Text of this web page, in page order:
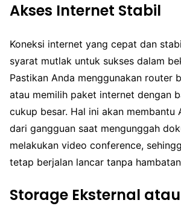
Akses Internet Stabil
Koneksi internet yang cepat dan
syarat mutlak untuk sukses dalam
Pastikan Anda menggunakan router
atau memilih paket internet dengan
cukup besar. Hal ini akan membantu
dari gangguan saat mengunggah
melakukan video conference,
tetap berjalan lancar tanpa
Storage Eksternal